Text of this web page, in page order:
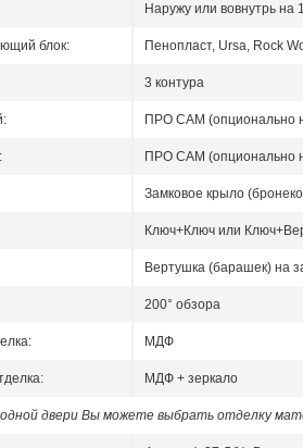
Наружу или вовнутрь на
блок: Пенопласт, Ursa, Rock
3 контура
ПРО САМ (опционально
ПРО САМ (опционально
Замковое крыло
Ключ+Ключ или
Вертушка (барашек) на
200° обзора
МДФ
МДФ + зеркало
двери Вы можете выбрать отделку